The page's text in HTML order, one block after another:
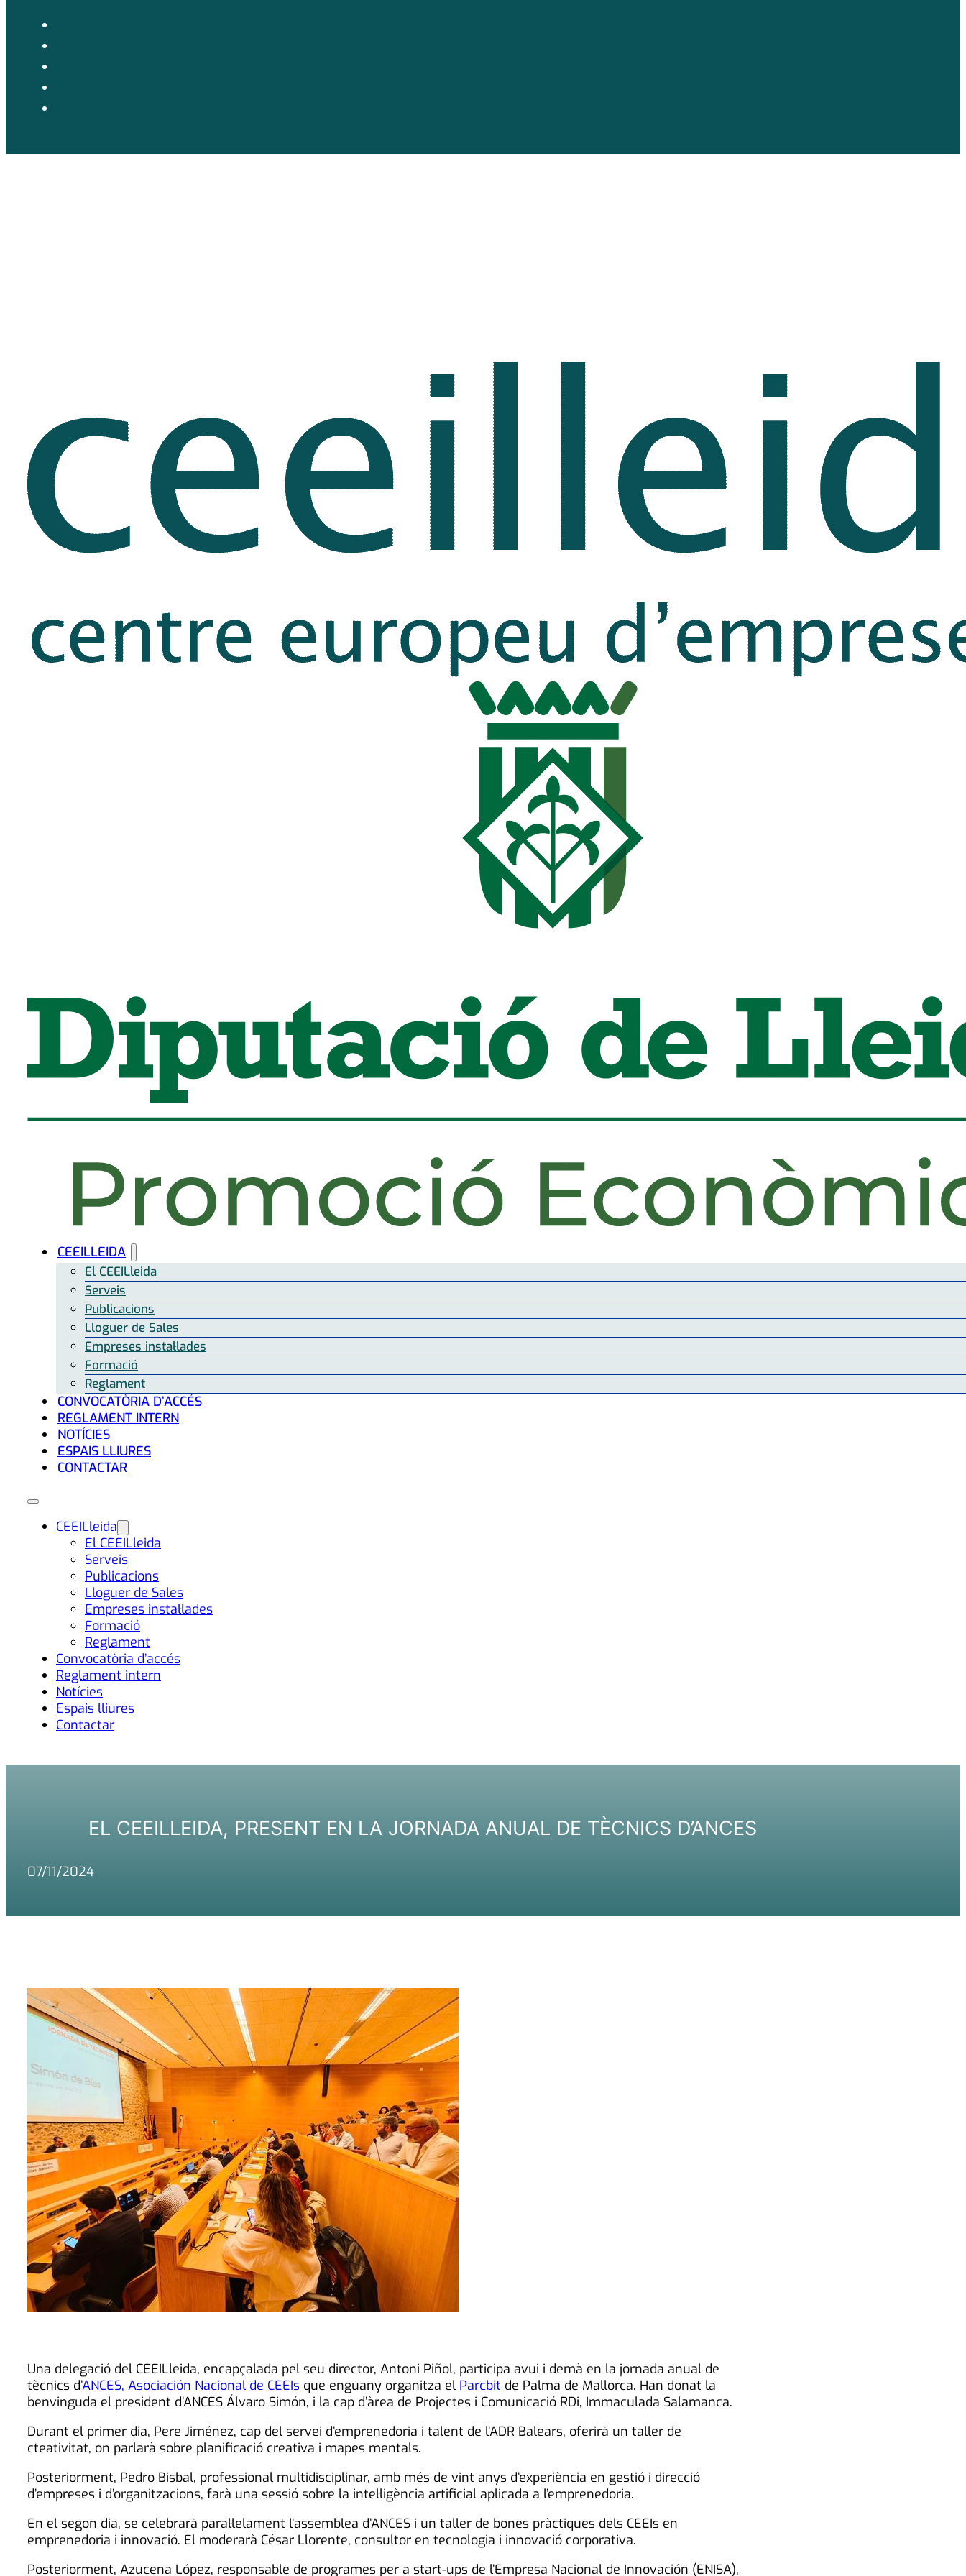
CEEILLEIDA
El CEEILleida
Serveis
Publicacions
Lloguer de Sales
Empreses instal·lades
Formació
Reglament
CONVOCATÒRIA D’ACCÉS
REGLAMENT INTERN
NOTÍCIES
ESPAIS LLIURES
CONTACTAR
CEEILleida
El CEEILleida
Serveis
Publicacions
Lloguer de Sales
Empreses instal·lades
Formació
Reglament
Convocatòria d’accés
Reglament intern
Notícies
Espais lliures
Contactar
EL CEEILLEIDA, PRESENT EN LA JORNADA ANUAL DE TÈCNICS D’ANCES
07/11/2024
Una delegació del CEEILleida, encapçalada pel seu director, Antoni Piñol, participa avui i demà en la jornada anual de
tècnics d’ANCES, Asociación Nacional de CEEIs que enguany organitza el Parcbit de Palma de Mallorca. Han donat la
benvinguda el president d’ANCES Álvaro Simón, i la cap d’àrea de Projectes i Comunicació RDi, Immaculada Salamanca.
Durant el primer dia, Pere Jiménez, cap del servei d’emprenedoria i talent de l’ADR Balears, oferirà un taller de
cteativitat, on parlarà sobre planificació creativa i mapes mentals.
Posteriorment, Pedro Bisbal, professional multidisciplinar, amb més de vint anys d’experiència en gestió i direcció
d’empreses i d’organitzacions, farà una sessió sobre la intel·ligència artificial aplicada a l’emprenedoria.
En el segon dia, se celebrarà paral·lelament l’assemblea d’ANCES i un taller de bones pràctiques dels CEEIs en
emprenedoria i innovació. El moderarà César Llorente, consultor en tecnologia i innovació corporativa.
Posteriorment, Azucena López, responsable de programes per a start-ups de l’Empresa Nacional de Innovación (ENISA),